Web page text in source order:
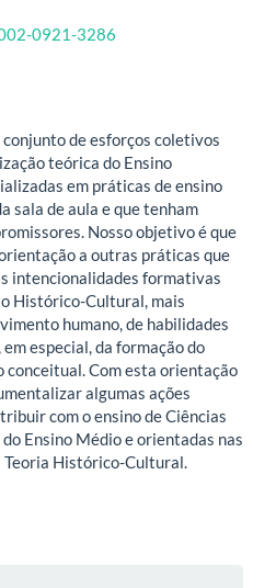
0921-3286
de esforços coletivos
teórica do Ensino
em práticas de ensino
sala de aula e que tenham
Nosso objetivo é que
a outras práticas que
intencionalidades formativas
Histórico-Cultural, mais
humano, de habilidades
especial, da formação do
conceitual. Com esta orientação
algumas ações
com o ensino de Ciências
Ensino Médio e orientadas nas
Teoria Histórico-Cultural.